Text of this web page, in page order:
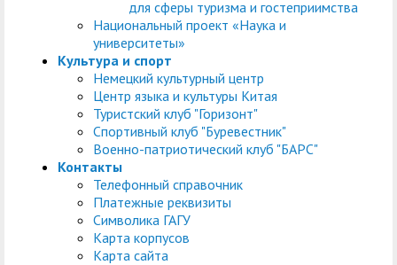
для сферы туризма и гостеприимства
Национальный проект «Наука и
университеты»
Культура и спорт
Немецкий культурный центр
Центр языка и культуры Китая
Туристский клуб "Горизонт"
Спортивный клуб "Буревестник"
Военно-патриотический клуб "БАРС"
Контакты
Телефонный справочник
Платежные реквизиты
Символика ГАГУ
Карта корпусов
Карта сайта